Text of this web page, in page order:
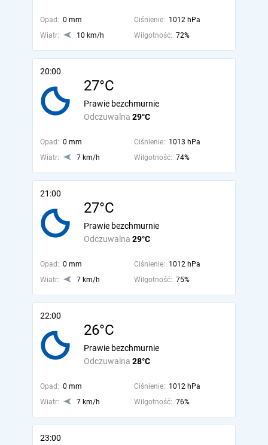
Opad: 0 mm Ciśnienie: 1012 hPa
Wiatr:
10 km/h Wilgotność: 72%
20:00
27°C
Odczuwalna 29°C
Prawie bezchmurnie
Opad: 0 mm Ciśnienie: 1013 hPa
Wiatr:
7 km/h Wilgotność: 74%
21:00
27°C
Odczuwalna 29°C
Prawie bezchmurnie
Opad: 0 mm Ciśnienie: 1012 hPa
Wiatr:
7 km/h Wilgotność: 75%
22:00
26°C
Odczuwalna 28°C
Prawie bezchmurnie
Opad: 0 mm Ciśnienie: 1012 hPa
Wiatr:
7 km/h Wilgotność: 76%
23:00